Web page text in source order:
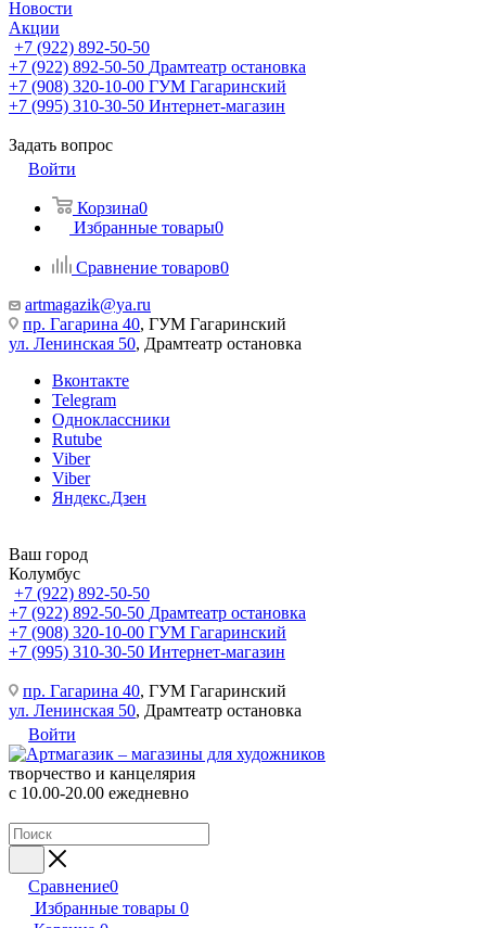
Новости
Акции
+7 (922) 892-50-50
+7 (922) 892-50-50 Драмтеатр остановка
+7 (908) 320-10-00 ГУМ Гагаринский
+7 (995) 310-30-50 Интернет-магазин
Задать вопрос
Войти
Корзина0
Избранные товары0
Сравнение товаров0
artmagazik@ya.ru
пр. Гагарина 40, ГУМ Гагаринский
ул. Ленинская 50, Драмтеатр остановка
Вконтакте
Telegram
Одноклассники
Rutube
Viber
Viber
Яндекс.Дзен
Ваш город
Колумбус
+7 (922) 892-50-50
+7 (922) 892-50-50 Драмтеатр остановка
+7 (908) 320-10-00 ГУМ Гагаринский
+7 (995) 310-30-50 Интернет-магазин
пр. Гагарина 40, ГУМ Гагаринский
ул. Ленинская 50, Драмтеатр остановка
Войти
творчество и канцелярия
с 10.00-20.00 ежедневно
Сравнение0
Избранные товары 0